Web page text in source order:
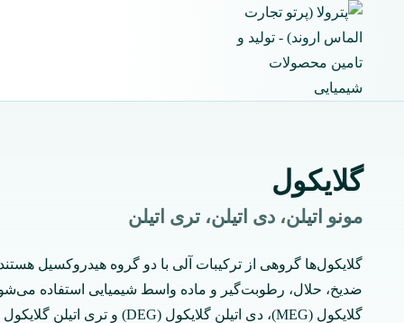
بازگشت
گلایکول‌
مونو اتیلن، دی اتیلن، تری اتیلن
گلایکول‌ها گروهی از ترکیبات آلی با دو گروه هیدروکسیل
ضدیخ، حلال، رطوبت‌گیر و ماده واسط شیمیایی استفاده